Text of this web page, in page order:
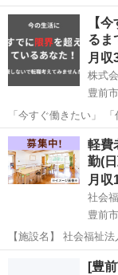
していただきます。
荷物は少なめです。 ■ 勤務地 ☆豊前 ■ 勤務時間 8:30〜20:00（休憩あ
り） ...
福岡 豊前市 宇
【
るま
月収
株式
豊前市
「今すぐ働きたい」 「住むところも一緒に探したい」 そんな方に向け
たお仕事をご紹介しています。 ◆ こんな方にお
たい ・寮付きの仕事を探している ・所持金が少ない／今月が厳しい
...
福岡 豊前市
軽費
勤(
月収
社会
豊前市
【施設名】 社会福祉法
地】 福岡県 豊前市 【アクセス】 豊前松江駅から徒歩18分 豊前松江
[豊